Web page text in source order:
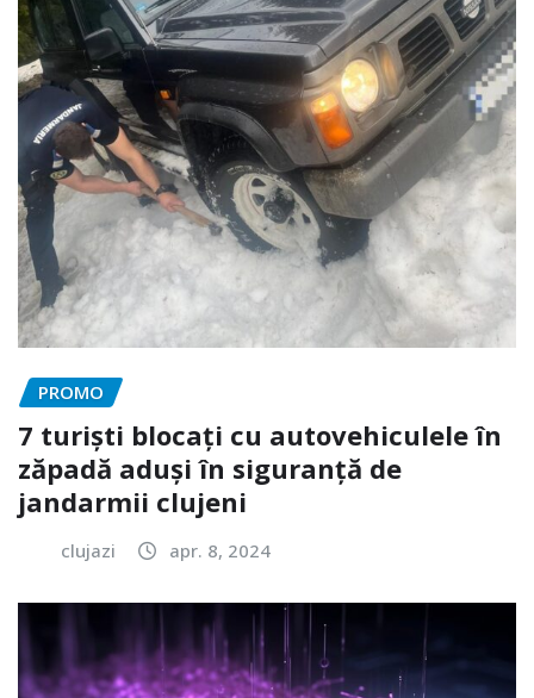
PROMO
7 turiști blocați cu autovehiculele în
zăpadă aduși în siguranță de
jandarmii clujeni
clujazi apr. 8, 2024